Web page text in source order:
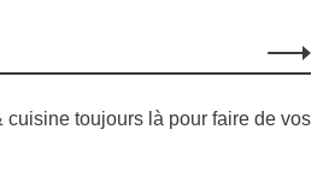
cuisine toujours là pour faire de vos